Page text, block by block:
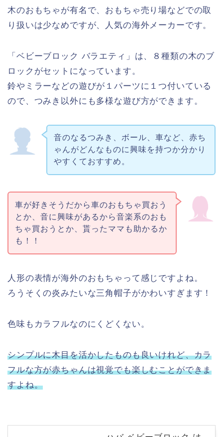
木のおもちゃが有名で、おもちゃ売り場などでの取
り扱いは少なめですが、人気の海外メーカーです。
「ベビーブロック バラエティ」は、８種類の木のブ
ロックがセットになっています。
鈴やミラーなどの遊びが１パーツに１つ付いている
ので、つみき以外にも多様な遊び方ができます。
音のなるつみき、ボール、車など、赤ち
ゃんがどんなものに興味を持つか分かり
やすくておすすめ。
車が好きそうだから車のおもちゃ買おう
とか、音に興味があるから音楽系のおも
ちゃ買おうとか、貰ったママも助かるか
も！！
人形の表情が海外のおもちゃって感じですよね。
ろうそくの炎みたいな三角帽子がかわいすぎます！
色味もカラフルなのにくどくない。
シンプルに木目を活かしたものも良いけれど、カラ
フルな方が赤ちゃんは視覚でも楽しむことができま
すよね。